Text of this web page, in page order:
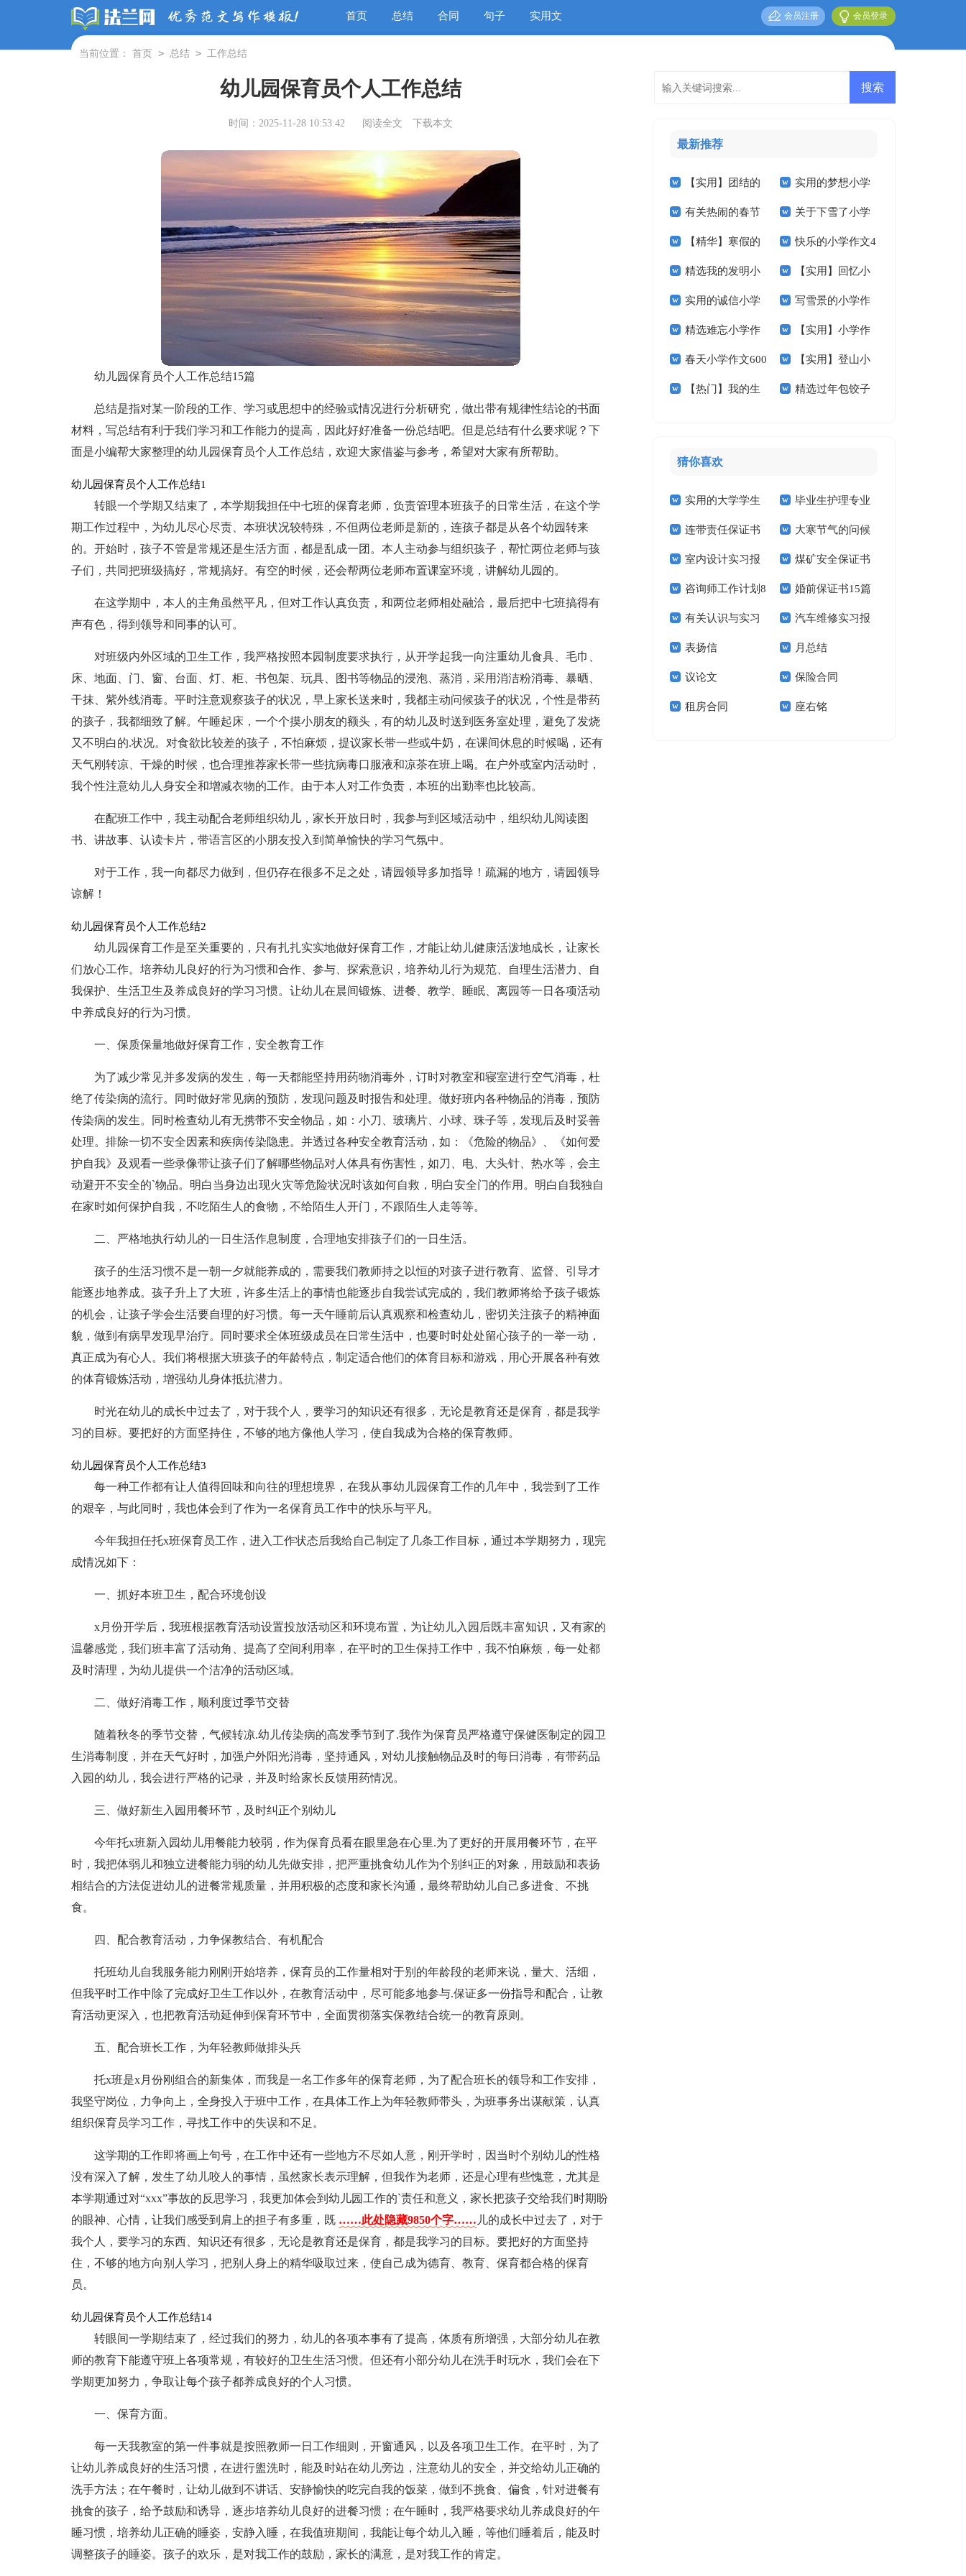
首页 总结 合同 句子 实用文 会员登录
会员注册
当前位置： 首页 > 总结 > 工作总结
幼儿园保育员个人工作总结
时间：2025-11-28 10:53:42 阅读全文 下载本文
幼儿园保育员个人工作总结15篇
总结是指对某一阶段的工作、学习或思想中的经验或情况进行分析研究，做出带有规律性结论的书面
材料，写总结有利于我们学习和工作能力的提高，因此好好准备一份总结吧。但是总结有什么要求呢？下
面是小编帮大家整理的幼儿园保育员个人工作总结，欢迎大家借鉴与参考，希望对大家有所帮助。
幼儿园保育员个人工作总结1
转眼一个学期又结束了，本学期我担任中七班的保育老师，负责管理本班孩子的日常生活，在这个学
期工作过程中，为幼儿尽心尽责、本班状况较特殊，不但两位老师是新的，连孩子都是从各个幼园转来
的。开始时，孩子不管是常规还是生活方面，都是乱成一团。本人主动参与组织孩子，帮忙两位老师与孩
子们，共同把班级搞好，常规搞好。有空的时候，还会帮两位老师布置课室环境，讲解幼儿园的。
在这学期中，本人的主角虽然平凡，但对工作认真负责，和两位老师相处融洽，最后把中七班搞得有
声有色，得到领导和同事的认可。
对班级内外区域的卫生工作，我严格按照本园制度要求执行，从开学起我一向注重幼儿食具、毛巾、
床、地面、门、窗、台面、灯、柜、书包架、玩具、图书等物品的浸泡、蒸消，采用消洁粉消毒、暴晒、
干抹、紫外线消毒。平时注意观察孩子的状况，早上家长送来时，我都主动问候孩子的状况，个性是带药
的孩子，我都细致了解。午睡起床，一个个摸小朋友的额头，有的幼儿及时送到医务室处理，避免了发烧
又不明白的.状况。对食欲比较差的孩子，不怕麻烦，提议家长带一些或牛奶，在课间休息的时候喝，还有
天气刚转凉、干燥的时候，也合理推荐家长带一些抗病毒口服液和凉茶在班上喝。在户外或室内活动时，
我个性注意幼儿人身安全和增减衣物的工作。由于本人对工作负责，本班的出勤率也比较高。
在配班工作中，我主动配合老师组织幼儿，家长开放日时，我参与到区域活动中，组织幼儿阅读图
书、讲故事、认读卡片，带语言区的小朋友投入到简单愉快的学习气氛中。
对于工作，我一向都尽力做到，但仍存在很多不足之处，请园领导多加指导！疏漏的地方，请园领导
谅解！
幼儿园保育员个人工作总结2
幼儿园保育工作是至关重要的，只有扎扎实实地做好保育工作，才能让幼儿健康活泼地成长，让家长
们放心工作。培养幼儿良好的行为习惯和合作、参与、探索意识，培养幼儿行为规范、自理生活潜力、自
我保护、生活卫生及养成良好的学习习惯。让幼儿在晨间锻炼、进餐、教学、睡眠、离园等一日各项活动
中养成良好的行为习惯。
一、保质保量地做好保育工作，安全教育工作
为了减少常见并多发病的发生，每一天都能坚持用药物消毒外，订时对教室和寝室进行空气消毒，杜
绝了传染病的流行。同时做好常见病的预防，发现问题及时报告和处理。做好班内各种物品的消毒，预防
传染病的发生。同时检查幼儿有无携带不安全物品，如：小刀、玻璃片、小球、珠子等，发现后及时妥善
处理。排除一切不安全因素和疾病传染隐患。并透过各种安全教育活动，如：《危险的物品》、《如何爱
护自我》及观看一些录像带让孩子们了解哪些物品对人体具有伤害性，如刀、电、大头针、热水等，会主
动避开不安全的`物品。明白当身边出现火灾等危险状况时该如何自救，明白安全门的作用。明白自我独自
在家时如何保护自我，不吃陌生人的食物，不给陌生人开门，不跟陌生人走等等。
二、严格地执行幼儿的一日生活作息制度，合理地安排孩子们的一日生活。
孩子的生活习惯不是一朝一夕就能养成的，需要我们教师持之以恒的对孩子进行教育、监督、引导才
能逐步地养成。孩子升上了大班，许多生活上的事情也能逐步自我尝试完成的，我们教师将给予孩子锻炼
的机会，让孩子学会生活要自理的好习惯。每一天午睡前后认真观察和检查幼儿，密切关注孩子的精神面
貌，做到有病早发现早治疗。同时要求全体班级成员在日常生活中，也要时时处处留心孩子的一举一动，
真正成为有心人。我们将根据大班孩子的年龄特点，制定适合他们的体育目标和游戏，用心开展各种有效
的体育锻炼活动，增强幼儿身体抵抗潜力。
时光在幼儿的成长中过去了，对于我个人，要学习的知识还有很多，无论是教育还是保育，都是我学
习的目标。要把好的方面坚持住，不够的地方像他人学习，使自我成为合格的保育教师。
幼儿园保育员个人工作总结3
每一种工作都有让人值得回味和向往的理想境界，在我从事幼儿园保育工作的几年中，我尝到了工作
的艰辛，与此同时，我也体会到了作为一名保育员工作中的快乐与平凡。
今年我担任托x班保育员工作，进入工作状态后我给自己制定了几条工作目标，通过本学期努力，现完
成情况如下：
一、抓好本班卫生，配合环境创设
x月份开学后，我班根据教育活动设置投放活动区和环境布置，为让幼儿入园后既丰富知识，又有家的
温馨感觉，我们班丰富了活动角、提高了空间利用率，在平时的卫生保持工作中，我不怕麻烦，每一处都
及时清理，为幼儿提供一个洁净的活动区域。
二、做好消毒工作，顺利度过季节交替
随着秋冬的季节交替，气候转凉.幼儿传染病的高发季节到了.我作为保育员严格遵守保健医制定的园卫
生消毒制度，并在天气好时，加强户外阳光消毒，坚持通风，对幼儿接触物品及时的每日消毒，有带药品
入园的幼儿，我会进行严格的记录，并及时给家长反馈用药情况。
三、做好新生入园用餐环节，及时纠正个别幼儿
今年托x班新入园幼儿用餐能力较弱，作为保育员看在眼里急在心里.为了更好的开展用餐环节，在平
时，我把体弱儿和独立进餐能力弱的幼儿先做安排，把严重挑食幼儿作为个别纠正的对象，用鼓励和表扬
相结合的方法促进幼儿的进餐常规质量，并用积极的态度和家长沟通，最终帮助幼儿自己多进食、不挑
食。
四、配合教育活动，力争保教结合、有机配合
托班幼儿自我服务能力刚刚开始培养，保育员的工作量相对于别的年龄段的老师来说，量大、活细，
但我平时工作中除了完成好卫生工作以外，在教育活动中，尽可能多地参与.保证多一份指导和配合，让教
育活动更深入，也把教育活动延伸到保育环节中，全面贯彻落实保教结合统一的教育原则。
五、配合班长工作，为年轻教师做排头兵
托x班是x月份刚组合的新集体，而我是一名工作多年的保育老师，为了配合班长的领导和工作安排，
我坚守岗位，力争向上，全身投入于班中工作，在具体工作上为年轻教师带头，为班事务出谋献策，认真
组织保育员学习工作，寻找工作中的失误和不足。
这学期的工作即将画上句号，在工作中还有一些地方不尽如人意，刚开学时，因当时个别幼儿的性格
没有深入了解，发生了幼儿咬人的事情，虽然家长表示理解，但我作为老师，还是心理有些愧意，尤其是
本学期通过对“xxx”事故的反思学习，我更加体会到幼儿园工作的`责任和意义，家长把孩子交给我们时期盼
的眼神、心情，让我们感受到肩上的担子有多重，既 ……此处隐藏9850个字…… 儿的成长中过去了，对于
我个人，要学习的东西、知识还有很多，无论是教育还是保育，都是我学习的目标。要把好的方面坚持
住，不够的地方向别人学习，把别人身上的精华吸取过来，使自己成为德育、教育、保育都合格的保育
员。
幼儿园保育员个人工作总结14
转眼间一学期结束了，经过我们的努力，幼儿的各项本事有了提高，体质有所增强，大部分幼儿在教
师的教育下能遵守班上各项常规，有较好的卫生生活习惯。但还有小部分幼儿在洗手时玩水，我们会在下
学期更加努力，争取让每个孩子都养成良好的个人习惯。
一、保育方面。
每一天我教室的第一件事就是按照教师一日工作细则，开窗通风，以及各项卫生工作。在平时，为了
让幼儿养成良好的生活习惯，在进行盥洗时，能及时站在幼儿旁边，注意幼儿的安全，并交给幼儿正确的
洗手方法；在午餐时，让幼儿做到不讲话、安静愉快的吃完自我的饭菜，做到不挑食、偏食，针对进餐有
挑食的孩子，给予鼓励和诱导，逐步培养幼儿良好的进餐习惯；在午睡时，我严格要求幼儿养成良好的午
睡习惯，培养幼儿正确的睡姿，安静入睡，在我值班期间，我能让每个幼儿入睡，等他们睡着后，能及时
调整孩子的睡姿。孩子的欢乐，是对我工作的鼓励，家长的满意，是对我工作的肯定。
最新推荐
【实用】团结的
小学作文300字4篇
实用的梦想小学
作文300字3篇
有关热闹的春节
小学作文十篇
关于下雪了小学
作文400字八篇
【精华】寒假的
小学作文锦集六篇
快乐的小学作文4
篇
精选我的发明小
学作文400字四篇
【实用】回忆小
学作文合集十篇
实用的诚信小学
作文600字四篇
写雪景的小学作
文汇总五篇
精选难忘小学作
文600字合集六篇
【实用】小学作
文400字3篇
春天小学作文600
字合集7篇
【实用】登山小
学作文汇编九篇
【热门】我的生 精选过年包饺子
猜你喜欢
实用的大学学生
实习报告范文锦集六
篇
毕业生护理专业
求职信精选15篇
连带责任保证书 大寒节气的问候
祝福语
室内设计实习报
告汇编15篇
煤矿安全保证书
(15篇)
咨询师工作计划8
篇
婚前保证书15篇
有关认识与实习
报告模板集锦十篇
汽车维修实习报
告(汇编15篇)
表扬信 月总结
议论文 保险合同
租房合同 座右铭